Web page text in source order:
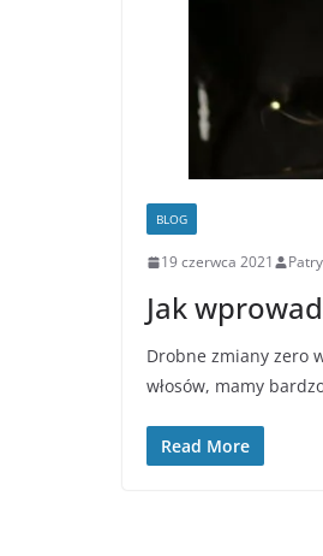
BLOG
19 czerwca 2021
Jak
Drobne zmiany zero
włosów, mamy
Read More